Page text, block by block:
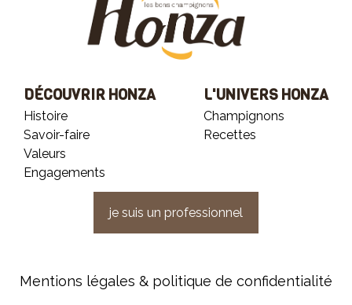
DÉCOUVRIR HONZA
Histoire
Savoir-faire
Valeurs
Engagements
L'UNIVERS HONZA
Champignons
Recettes
je suis un professionnel
Mentions légales & politique de confidentialité